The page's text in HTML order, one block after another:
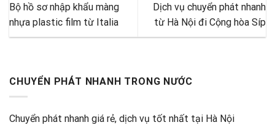
Bộ hồ sơ nhập khẩu màng
nhựa plastic film từ Italia
Dịch vụ chuyển phát nhanh
từ Hà Nội đi Cộng hòa Síp
CHUYỂN PHÁT NHANH TRONG NƯỚC
Chuyển phát nhanh giá rẻ, dịch vụ tốt nhất tại Hà Nội